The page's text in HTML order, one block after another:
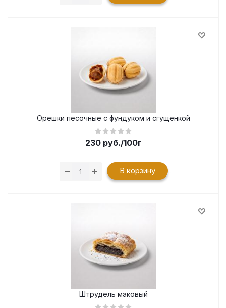
Орешки песочные с фундуком и сгущенкой
230 руб./100г
В корзину
Штрудель маковый